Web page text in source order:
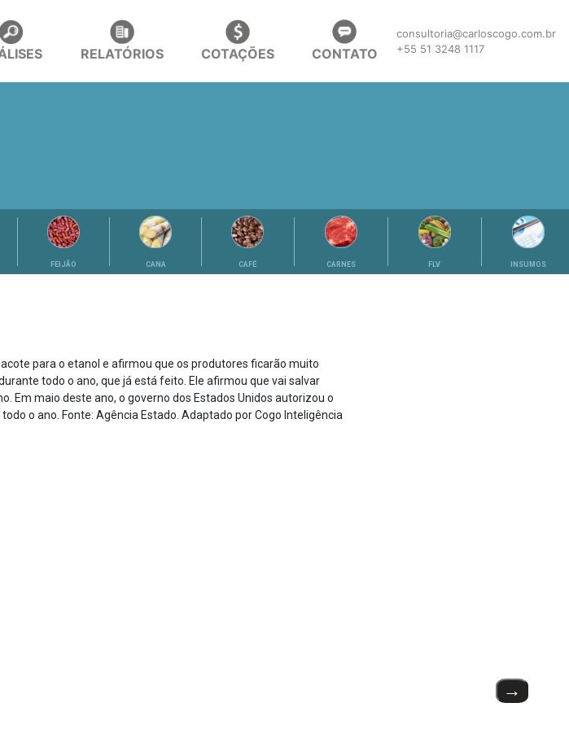
RELATÓRIOS COTAÇÕES CONTATO
consultoria@carloscogo.com.br
+55 51 3248 1117
FEIJÃO CANA CAFÉ CARNES FLV INSUMOS
para o etanol e afirmou que os produtores ficarão muito
todo o ano, que já está feito. Ele afirmou que vai salvar
Em maio deste ano, o governo dos Estados Unidos autorizou o
o ano. Fonte: Agência Estado. Adaptado por Cogo Inteligência
→